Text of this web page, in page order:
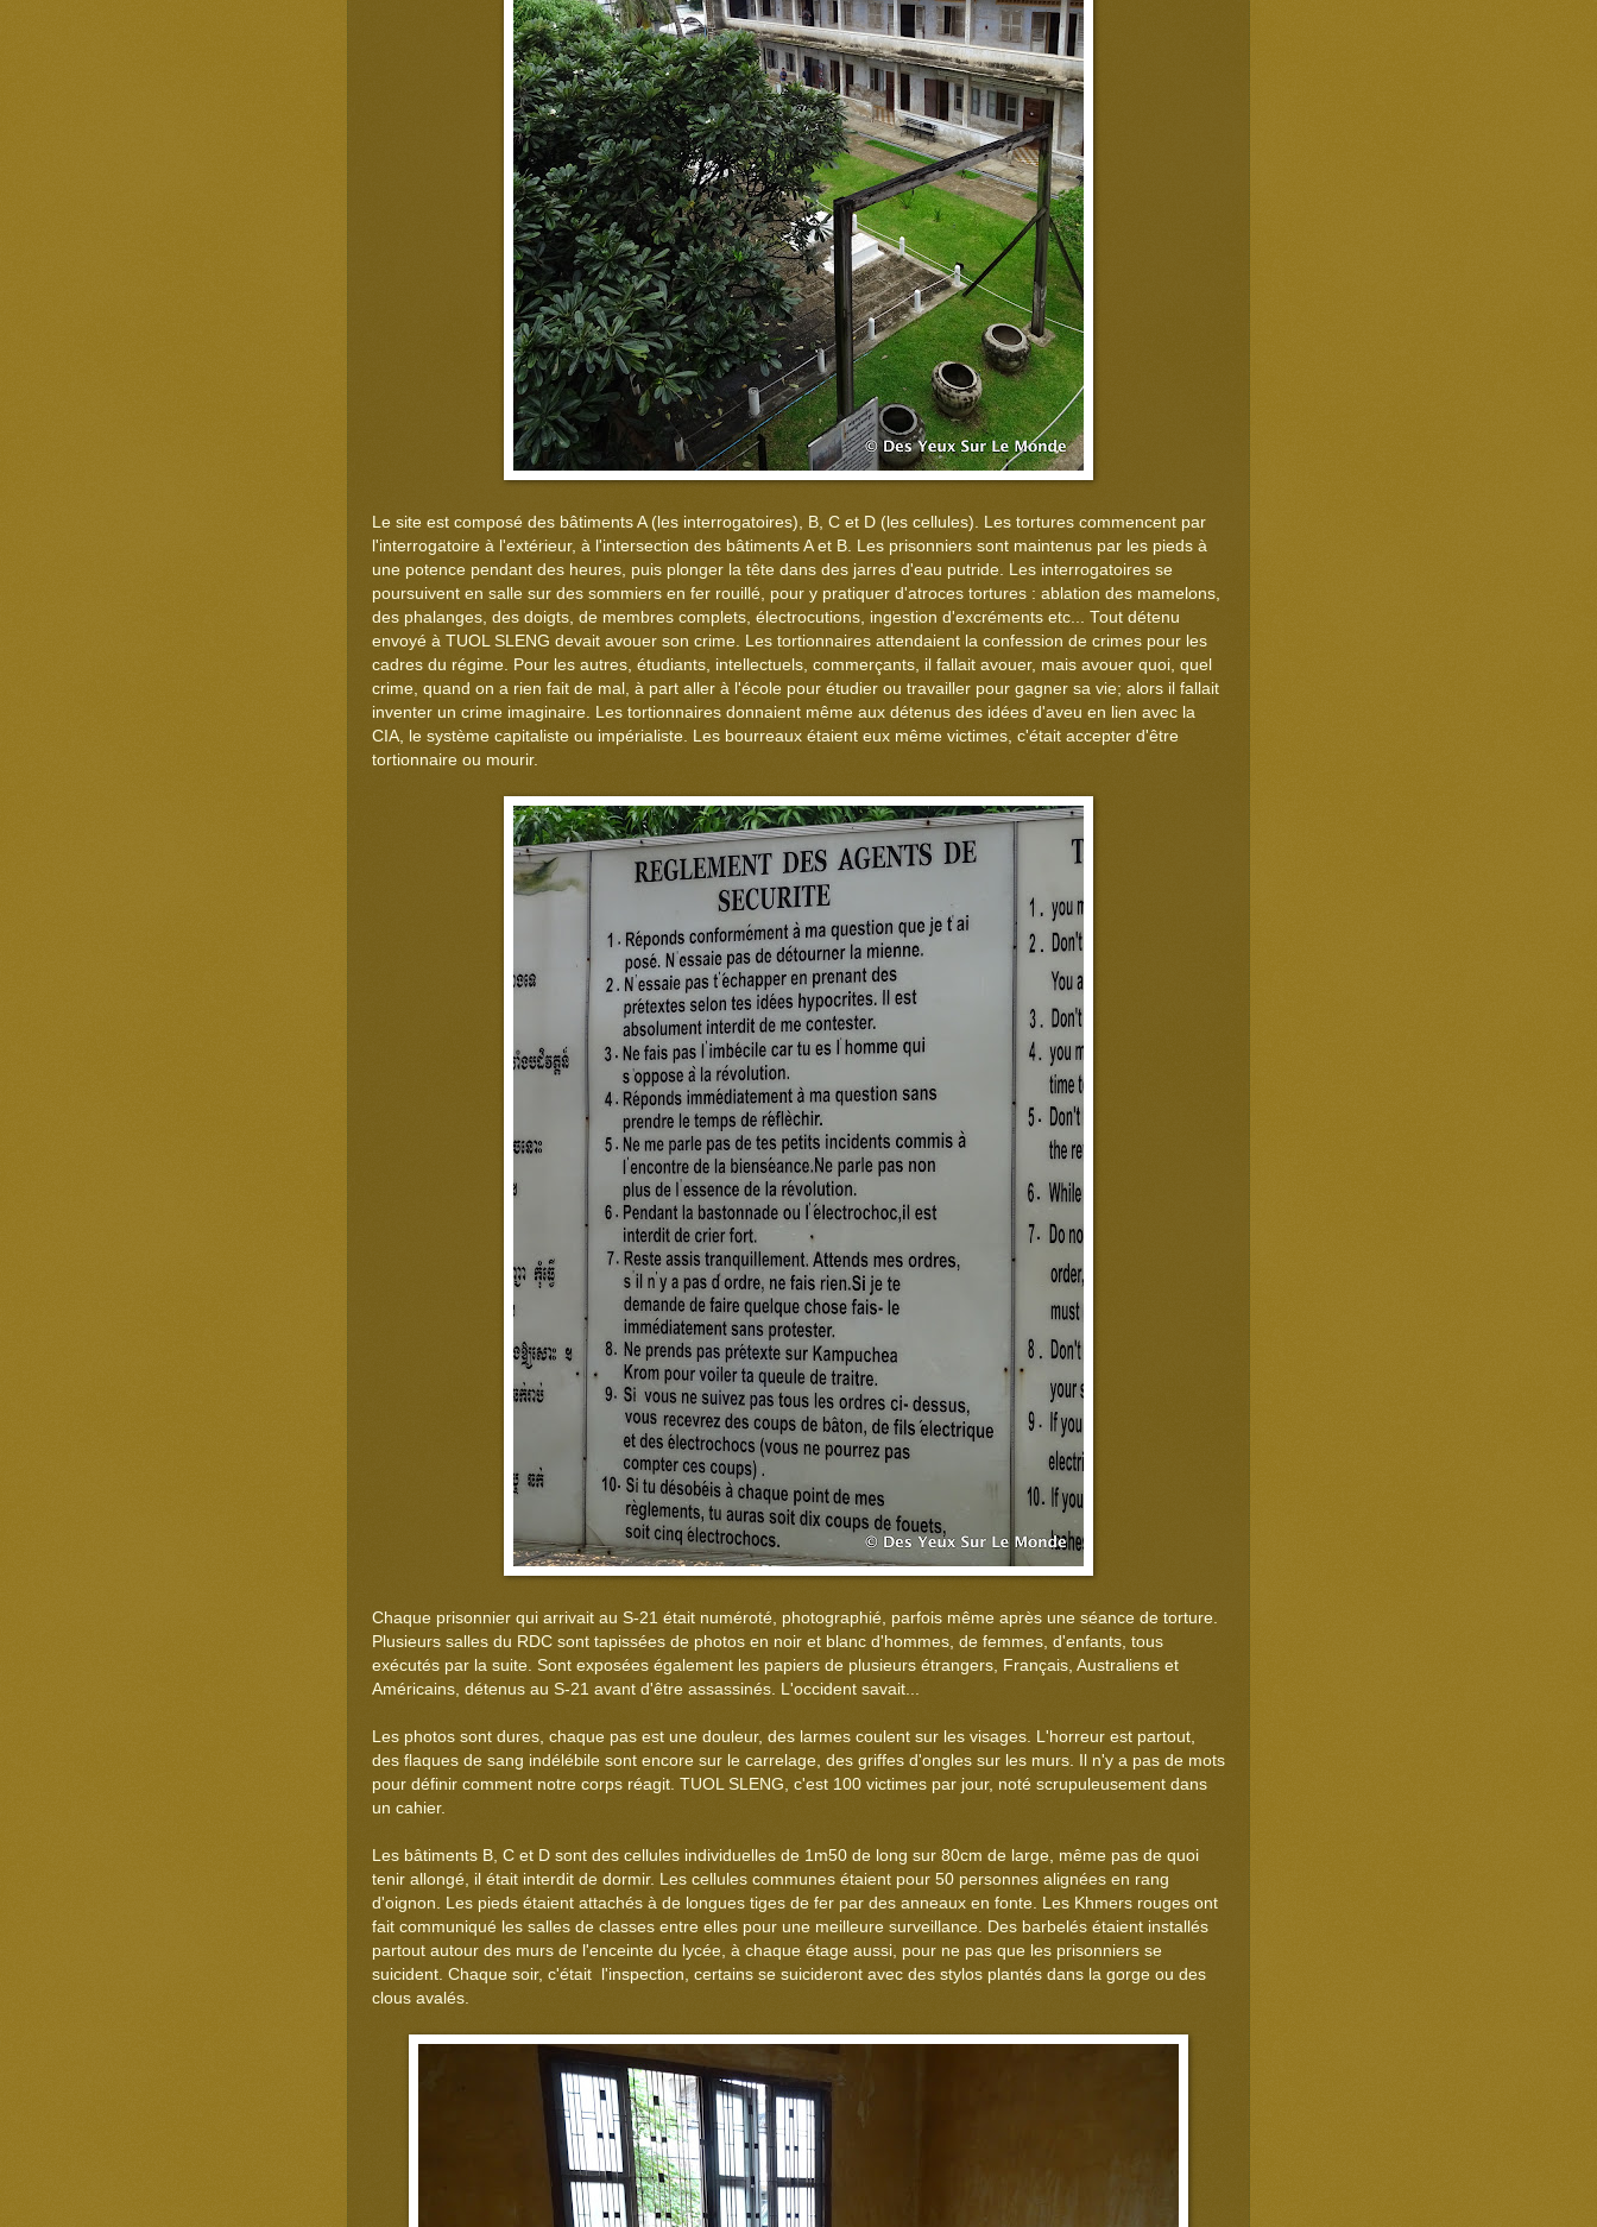
Le site est composé des bâtiments A (les interrogatoires), B, C et D (les cellules). Les tortures commencent par
l'interrogatoire à l'extérieur, à l'intersection des bâtiments A et B. Les prisonniers sont maintenus par les pieds à
une potence pendant des heures, puis plonger la tête dans des jarres d'eau putride. Les interrogatoires se
poursuivent en salle sur des sommiers en fer rouillé, pour y pratiquer d'atroces tortures : ablation des mamelons,
des phalanges, des doigts, de membres complets, électrocutions, ingestion d'excréments etc... Tout détenu
envoyé à TUOL SLENG devait avouer son crime. Les tortionnaires attendaient la confession de crimes pour les
cadres du régime. Pour les autres, étudiants, intellectuels, commerçants, il fallait avouer, mais avouer quoi, quel
crime, quand on a rien fait de mal, à part aller à l'école pour étudier ou travailler pour gagner sa vie; alors il fallait
inventer un crime imaginaire. Les tortionnaires donnaient même aux détenus des idées d'aveu en lien avec la
CIA, le système capitaliste ou impérialiste. Les bourreaux étaient eux même victimes, c'était accepter d'être
tortionnaire ou mourir.
Chaque prisonnier qui arrivait au S-21 était numéroté, photographié, parfois même après une séance de torture.
Plusieurs salles du RDC sont tapissées de photos en noir et blanc d'hommes, de femmes, d'enfants, tous
exécutés par la suite. Sont exposées également les papiers de plusieurs étrangers, Français, Australiens et
Américains, détenus au S-21 avant d'être assassinés. L'occident savait...
Les photos sont dures, chaque pas est une douleur, des larmes coulent sur les visages. L'horreur est partout,
des flaques de sang indélébile sont encore sur le carrelage, des griffes d'ongles sur les murs. Il n'y a pas de mots
pour définir comment notre corps réagit. TUOL SLENG, c'est 100 victimes par jour, noté scrupuleusement dans
un cahier.
Les bâtiments B, C et D sont des cellules individuelles de 1m50 de long sur 80cm de large, même pas de quoi
tenir allongé, il était interdit de dormir. Les cellules communes étaient pour 50 personnes alignées en rang
d'oignon. Les pieds étaient attachés à de longues tiges de fer par des anneaux en fonte. Les Khmers rouges ont
fait communiqué les salles de classes entre elles pour une meilleure surveillance. Des barbelés étaient installés
partout autour des murs de l'enceinte du lycée, à chaque étage aussi, pour ne pas que les prisonniers se
suicident. Chaque soir, c'était l'inspection, certains se suicideront avec des stylos plantés dans la gorge ou des
clous avalés.